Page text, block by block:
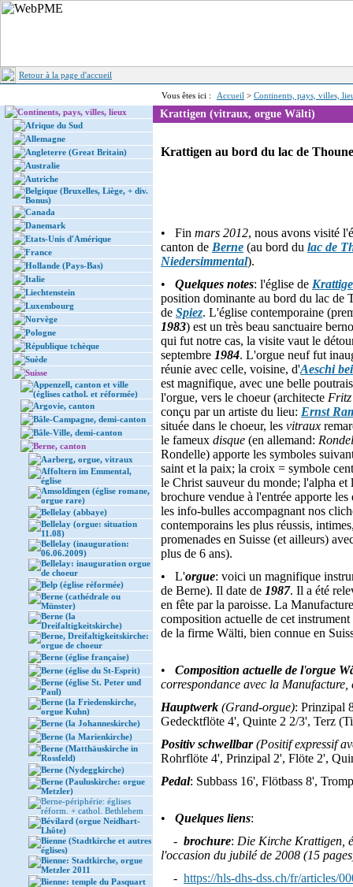
Retour à la page d'accueil
Vous êtes ici : Accueil > Continents, pays, villes,
Continents, pays, villes, lieux
Afrique du Sud
Allemagne
Angleterre (Great Britain)
Australie
Autriche
Belgique (Bruxelles, Liège, + div.
Bonus)
Canada
Danemark
Etats-Unis d'Amérique
France
Hollande (Pays-Bas)
Italie
Liechtenstein
Luxembourg
Norvège
Pologne
République tchèque
Suède
Suisse
Appenzell, canton et ville
(églises cathol. et réformée)
Argovie, canton
Bâle-Campagne, demi-canton
Bâle-Ville, demi-canton
Berne, canton
Aarberg, orgue, vitraux
Affoltern im Emmental,
église
Amsoldingen (église romane,
orgue rare)
Bellelay (abbaye)
Bellelay (orgue: situation
11.08)
Bellelay (inauguration:
06.06.2009)
Bellelay: inauguration orgue
de choeur
Belp (église réformée)
Berne (cathédrale ou
Münster)
Berne (la
Dreifaltigkeitskirche)
Berne, Dreifaltigkeitskirche:
orgue de choeur
Berne (église française)
Berne (église du St-Esprit)
Berne (église St. Peter und
Paul)
Berne (la Friedenskirche,
orgue Kuhn)
Berne (la Johanneskirche)
Berne (la Marienkirche)
Berne (Matthäuskirche in
Rossfeld)
Berne (Nydeggkirche)
Berne (Pauluskirche: orgue
Metzler)
Berne-périphérie: églises
réform. + cathol. Bethlehem
Bévilard (orgue Neidhart-
Lhôte)
Bienne (Stadtkirche et autres
églises)
Bienne: Stadtkirche, orgue
Metzler 2011
Bienne: temple du Pasquart
Krattigen (vitraux, orgue Wälti)
Krattigen au bord du lac de
• Fin mars 2012, nous avons visité
canton de Berne (au bord du lac de
Niedersimmental).
• Quelques notes: l'église de
position dominante au bord du lac de
de Spiez. L'église contemporaine
1983) est un très beau sanctuaire
qui fut notre cas, la visite vaut le
septembre 1984. L'orgue neuf fut
réunie avec celle, voisine, d'Aeschi
est magnifique, avec une belle
l'orgue, vers le choeur (architecte
conçu par un artiste du lieu: Ernst
située dans le choeur, les vitraux
le fameux disque (en allemand:
Rondelle) apporte les symboles
saint et la paix; la croix = symbole
le Christ sauveur du monde; l'alpha
brochure vendue à l'entrée apporte
les info-bulles accompagnant nos
contemporains les plus réussis,
promenades en Suisse (et ailleurs)
plus de 6 ans).
• L'orgue: voici un magnifique
de Berne). Il date de 1987. Il a été
en fête par la paroisse. La
composition actuelle de cet
de la firme Wälti, bien connue en
• Composition actuelle de l'orgue
correspondance avec la Manufacture,
Hauptwerk (Grand-orgue): Prinzipal
Gedecktflöte 4', Quinte 2 2/3', Terz
Positiv schwellbar (Positif expressif
Rohrflöte 4', Prinzipal 2', Flöte 2',
Pedal: Subbass 16', Flötbass 8',
• Quelques liens:
- brochure: Die Kirche Krattigen,
l'occasion du jubilé de 2008 (15
- https://hls-dhs-dss.ch/fr/articles/